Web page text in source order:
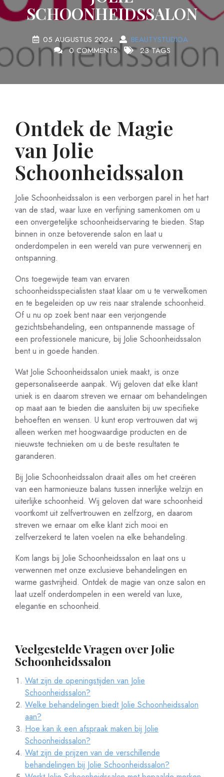
SCHOONHEIDSSALON
05 AUGUSTUS 2024
BEAUTYSTUDIOA
0 COMMENTS
23 TAGS
Ontdek de Magie
van Jolie
Schoonheidssalon
Jolie Schoonheidssalon is een verborgen parel in het hart
van de stad, waar luxe en verfijning samenkomen om u
een onvergetelijke schoonheidservaring te bieden. Stap
binnen in onze betoverende salon en laat u
onderdompelen in een wereld van pure verwennerij en
ontspanning.
Ons toegewijde team van ervaren
schoonheidsspecialisten staat klaar om u te verwelkomen
en te begeleiden op uw reis naar stralende schoonheid.
Of u nu op zoek bent naar een verjongende
gezichtsbehandeling, een ontspannende massage of
een professionele manicure, bij Jolie Schoonheidssalon
bent u in goede handen.
Wat Jolie Schoonheidssalon uniek maakt, is onze
gepersonaliseerde aanpak. Wij geloven dat elke klant
uniek is en daarom streven we ernaar om behandelingen
op maat aan te bieden die aansluiten bij uw specifieke
behoeften en wensen. U kunt erop vertrouwen dat wij
alleen werken met hoogwaardige producten en de
nieuwste technieken om u de beste resultaten te
garanderen.
Bij Jolie Schoonheidssalon draait alles om het creëren
van een harmonieuze balans tussen innerlijke welzijn en
uiterlijke schoonheid. Wij geloven dat ware schoonheid
voortkomt uit zelfvertrouwen en zelfzorg, en daarom
streven we ernaar om elke klant zich mooi en
zelfverzekerd te laten voelen na elke behandeling.
Kom langs bij Jolie Schoonheidssalon en laat ons u
verwennen met onze exclusieve behandelingen en
warme gastvrijheid. Ontdek de magie van onze salon en
laat uzelf onderdompelen in een wereld van luxe,
elegantie en schoonheid.
Veelgestelde Vragen over Jolie
Schoonheidssalon
Wat zijn de openingstijden van Jolie
Schoonheidssalon?
Welke behandelingen biedt Jolie Schoonheidssalon
aan?
Hoe kan ik een afspraak maken bij Jolie
Schoonheidssalon?
Wat zijn de prijzen van de verschillende
behandelingen bij Jolie Schoonheidssalon?